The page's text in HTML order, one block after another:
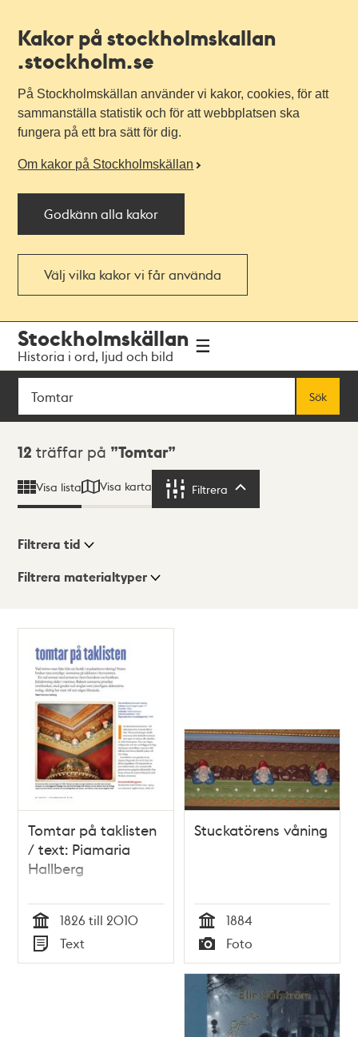
Kakor på stockholmskallan
.stockholm.se
På Stockholmskällan använder vi kakor, cookies, för att
sammanställa statistik och för att webbplatsen ska
fungera på ett bra sätt för dig.
Om kakor på Stockholmskällan
Godkänn alla kakor
Välj vilka kakor vi får använda
navigationen
huvudinnehållet
Stockholmskällan
Historia i ord, ljud och bild
Sök
Sök
Sökresultat
12 träffar på Tomtar
Visa lista Visa karta Filtrera
Visningsläge
Lista
Karta
Filtrera tid
Filtrera materialtyper
Tomtar på taklisten
/ text: Piamaria
Hallberg
Tid
1826 till 2010
Typ
Text
Stuckatörens våning
Tid
1884
Typ
Foto